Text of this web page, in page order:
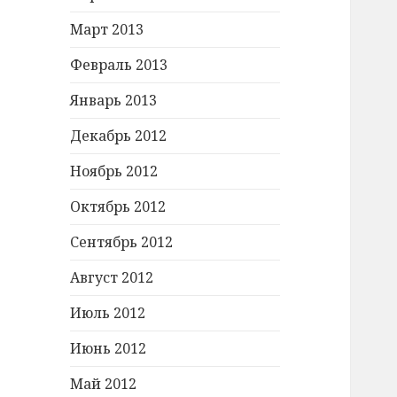
Март 2013
Февраль 2013
Январь 2013
Декабрь 2012
Ноябрь 2012
Октябрь 2012
Сентябрь 2012
Август 2012
Июль 2012
Июнь 2012
Май 2012